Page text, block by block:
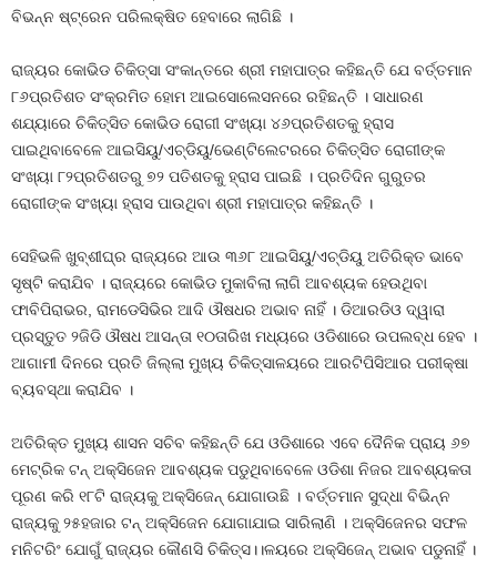
ବିଭନ୍ନ ଷ୍ଟ୍ରେନ ପରିଲକ୍ଷିତ ହେବାରେ ଲାଗିଛି ।
ରାଜ୍ୟର କୋଭିଡ ଚିକିତ୍ସା ସଂକାନ୍ତରେ ଶ୍ରୀ ମହାପାତ୍ର କହିଛନ୍ତି ଯେ ବର୍ତ୍ତମାନ
୮୬ପ୍ରତିଶତ ସଂକ୍ରମିତ ହୋମ ଆଇସୋଲେସନରେ ରହିଛନ୍ତି । ସାଧାରଣ
ଶଯ୍ୟାରେ ଚିକିତ୍ସିତ କୋଭିଡ ରୋଗୀ ସଂଖ୍ୟା ୪୬ପ୍ରତିଶତକୁ ହ୍ରାସ
ପାଇଥିବାବେଳେ ଆଇସିୟୁ/ଏଚ୍‍ଡିୟୁ/ଭେଣ୍ଟିଲେଟରରେ ଚିକିତ୍ସିତ ରୋଗୀଙ୍କ
ସଂଖ୍ୟା ୮୨ପ୍ରତିଶତରୁ ୭୨ ପତିଶତକୁ ହ୍ରାସ ପାଇଛି । ପ୍ରତିଦିନ ଗୁରୁତର
ରୋଗୀଙ୍କ ସଂଖ୍ୟା ହ୍ରାସ ପାଉଥିବା ଶ୍ରୀ ମହାପାତ୍ର କହିଛନ୍ତି ।
ସେହିଭଳି ଖୁବ୍‍ଶୀଘ୍ର ରାଜ୍ୟରେ ଆଉ ୩୬୮ ଆଇସିୟୁ/ଏଚ୍‍ଡିୟୁ ଅତିରିକ୍ତ ଭାବେ
ସୃଷ୍ଟି କରାଯିବ । ରାଜ୍ୟରେ କୋଭିଡ ମୁକାବିଲା ଲାଗି ଆବଶ୍ୟକ ହେଉଥିବା
ଫାବିପିରାଭର, ରାମଡେସିଭିର ଆଦି ଔଷଧର ଅଭାବ ନାହିଁ । ଡିଆରଡିଓ ଦ୍ୱାରା
ପ୍ରସ୍ତୁତ ୨ଜିଡି ଔଷଧ ଆସନ୍ତା ୧୦ତାରିଖ ମଧ୍ୟରେ ଓଡିଶାରେ ଉପଲବ୍ଧ ହେବ ।
ଆଗାମୀ ଦିନରେ ପ୍ରତି ଜିଲ୍ଲା ମୁଖ୍ୟ ଚିକିତ୍ସାଳୟରେ ଆରଟିପିସିଆର ପରୀକ୍ଷା
ବ୍ୟବସ୍ଥା କରାଯିବ ।
ଅତିରିକ୍ତ ମୁଖ୍ୟ ଶାସନ ସଚିବ କହିଛନ୍ତି ଯେ ଓଡିଶାରେ ଏବେ ଦୈନିକ ପ୍ରାୟ ୬୭
ମେଟ୍ରିକ ଟନ୍‍ ଅକ୍ସିଜେନ ଆବଶ୍ୟକ ପଡୁଥିବାବେଳେ ଓଡିଶା ନିଜର ଆବଶ୍ୟକତା
ପୂରଣ କରି ୧୮ଟି ରାଜ୍ୟକୁ ଅକ୍ସିଜେନ୍‍ ଯୋଗାଉଛି । ବର୍ତ୍ତମାନ ସୁଦ୍ଧା ବିଭିନ୍ନ
ରାଜ୍ୟକୁ ୨୫ହଜାର ଟନ୍‍ ଅକ୍ସିଜେନ ଯୋଗାଯାଇ ସାରିଲାଣି । ଅକ୍ସିଜେନର ସଫଳ
ମନିଟରିଂ ଯୋଗୁଁ ରାଜ୍ୟର କୌଣସି ଚିକିତ୍ସ।।ଳୟରେ ଅକ୍ସିଜେନ୍‍ ଅଭାବ ପଡୁନାହିଁ ।